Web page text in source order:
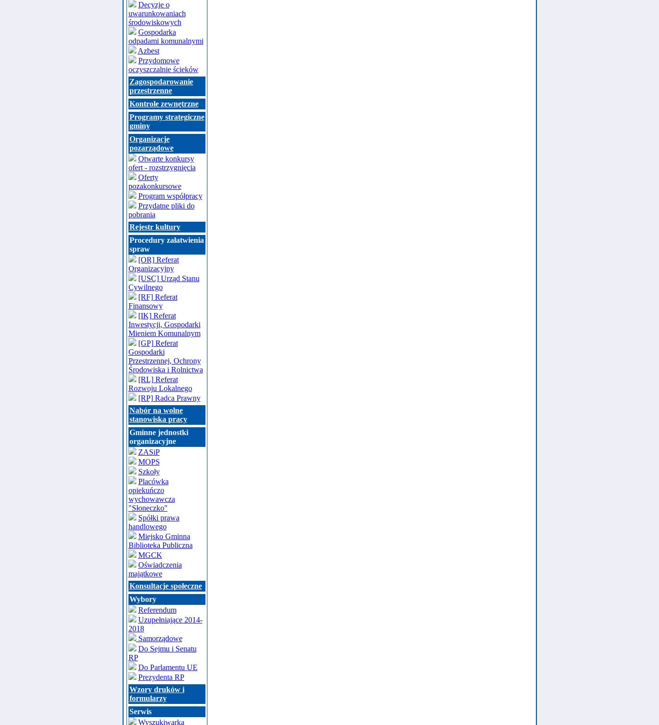
Decyzje o
uwarunkowaniach
środowiskowych
Gospodarka
odpadami komunalnymi
Azbest
Przydomowe
oczyszczalnie ścieków
Zagospodarowanie
przestrzenne
Kontrole zewnętrzne
Programy strategiczne
gminy
Organizacje
pozarządowe
Otwarte konkursy
ofert - rozstrzygnięcia
Oferty
pozakonkursowe
Program współpracy
Przydatne pliki do
pobrania
Rejestr kultury
Procedury załatwienia
spraw
[OR] Referat
Organizacyjny
[USC] Urząd Stanu
Cywilnego
[RF] Referat
Finansowy
[IK] Referat
Inwestycji, Gospodarki
Mieniem Komunalnym
[GP] Referat
Gospodarki
Przestrzennej, Ochrony
Środowiska i Rolnictwa
[RL] Referat
Rozwoju Lokalnego
[RP] Radca Prawny
Nabór na wolne
stanowiska pracy
Gminne jednostki
organizacyjne
ZASiP
MOPS
Szkoły
Placówka
opiekuńczo
wychowawcza
"Słoneczko"
Spółki prawa
handlowego
Miejsko Gminna
Biblioteka Publiczna
MGCK
Oświadczenia
majątkowe
Konsultacje społeczne
Wybory
Referendum
Uzupełniające 2014-
2018
Samorządowe
Do Sejmu i Senatu
RP
Do Parlamentu UE
Prezydenta RP
Wzory druków i
formularzy
Serwis
Wyszukiwarka